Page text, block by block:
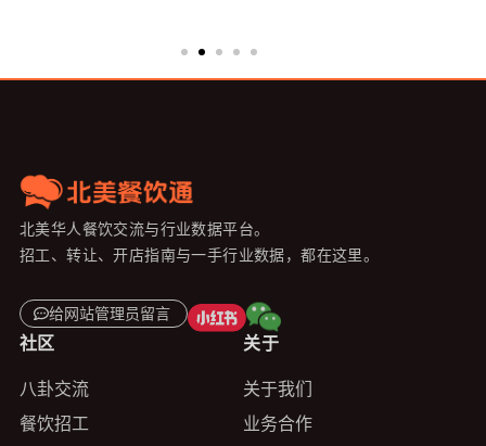
北美华人餐饮交流与行业数据平台。
招工、转让、开店指南与一手行业数据，都在这里。
给网站管理员留言
社区
八卦交流
餐饮招工
关于
关于我们
业务合作